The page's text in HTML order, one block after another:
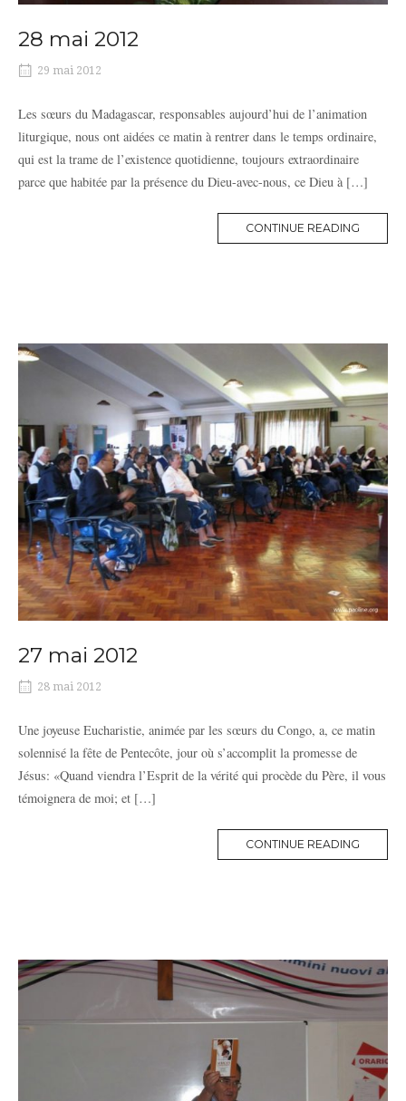
28 mai 2012
29 mai 2012
Les sœurs du Madagascar, responsables aujourd’hui de l’animation
liturgique, nous ont aidées ce matin à rentrer dans le temps ordinaire,
qui est la trame de l’existence quotidienne, toujours extraordinaire
parce que habitée par la présence du Dieu-avec-nous, ce Dieu à […]
CONTINUE READING
27 mai 2012
28 mai 2012
Une joyeuse Eucharistie, animée par les sœurs du Congo, a, ce matin
solennisé la fête de Pentecôte, jour où s’accomplit la promesse de
Jésus: «Quand viendra l’Esprit de la vérité qui procède du Père, il vous
témoignera de moi; et […]
CONTINUE READING